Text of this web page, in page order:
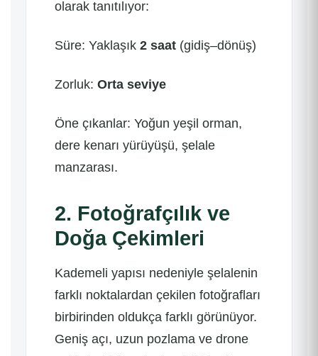
olarak tanıtılıyor:
Süre: Yaklaşık 2 saat(gidiş–dönüş)
Zorluk: Orta seviye
Öne çıkanlar: Yoğun yeşil orman,
dere kenarı yürüyüşü, şelale
manzarası.
2. Fotoğrafçılık ve
Doğa Çekimleri
Kademeli yapısı nedeniyle şelalenin
farklı noktalardan çekilen fotoğrafları
birbirinden oldukça farklı görünüyor.
Geniş açı, uzun pozlama ve drone